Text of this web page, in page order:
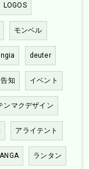
LOGOS
モンベル
deuter
告知 イベント
ンマクデザイン
アライテント
ランタン